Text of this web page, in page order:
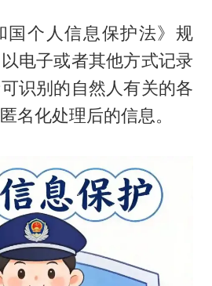
国个人信息保护法》规
电子或者其他方式记录
识别的自然人有关的各
名化处理后的信息。